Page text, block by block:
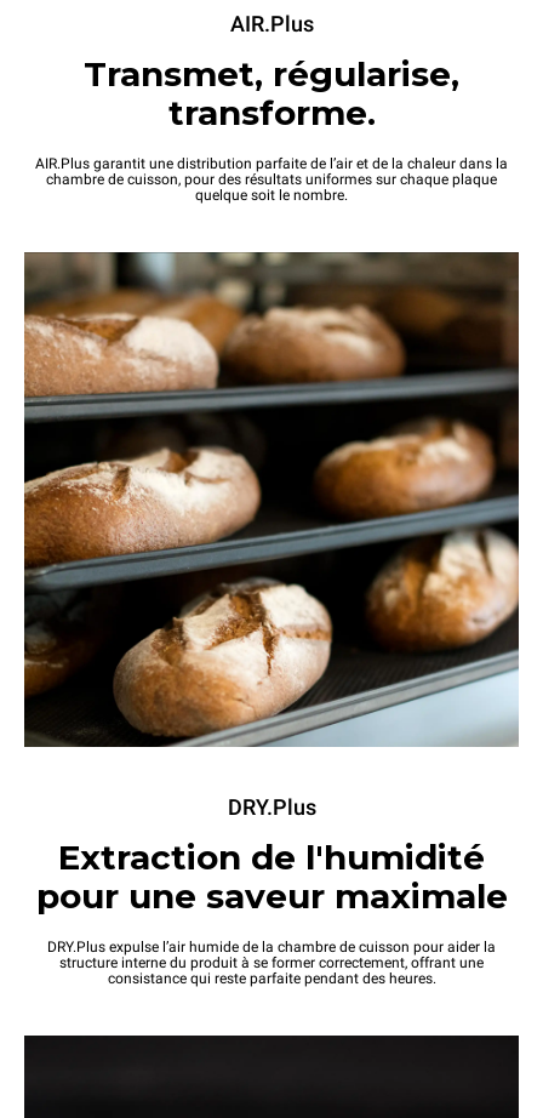
AIR.Plus
Transmet, régularise,
transforme.
AIR.Plus garantit une distribution parfaite de l’air et de la chaleur dans la
chambre de cuisson, pour des résultats uniformes sur chaque plaque
quelque soit le nombre.
DRY.Plus
Extraction de l'humidité
pour une saveur maximale
DRY.Plus expulse l’air humide de la chambre de cuisson pour aider la
structure interne du produit à se former correctement, offrant une
consistance qui reste parfaite pendant des heures.